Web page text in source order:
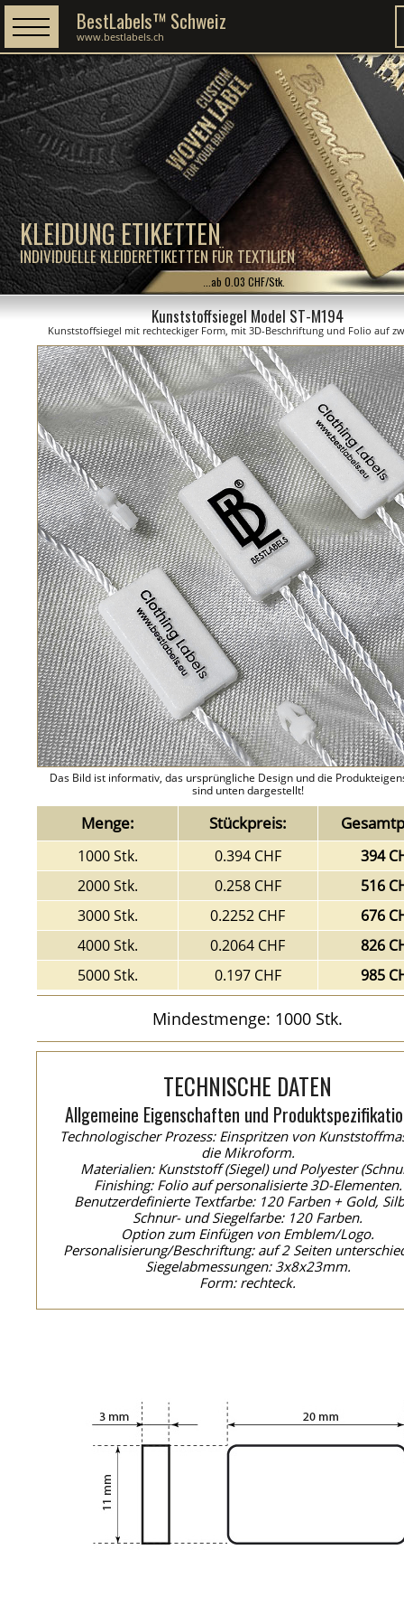
KLEIDUNG ETIKETTEN
INDIVIDUELLE KLEIDERETIKETTEN FÜR TEXTILIEN
BestLabels™ Schweiz
www.bestlabels.ch
...ab 0.03 CHF/Stk.
Kunststoffsiegel Model ST-M194
Kunststoffsiegel mit rechteckiger Form, mit 3D-Beschriftung und Folio auf
Das Bild ist informativ, das ursprüngliche Design und die
sind unten dargestellt!
Menge: Stückpreis:
1000 Stk. 0.394 CHF
394
2000 Stk.
0.258 CHF
516
3000 Stk.
0.2252 CHF
676
4000 Stk.
0.2064 CHF
826
5000 Stk.
0.197 CHF 985
Mindestmenge: 1000 Stk.
TECHNISCHE DATEN
Allgemeine Eigenschaften und
Technologischer Prozess: Einspritzen von
die Mikroform.
Materialien: Kunststoff (Siegel) und Polyester
Finishing: Folio auf personalisierte 3D-Elementen.
Benutzerdefinierte Textfarbe: 120 Farben + Gold,
Schnur- und Siegelfarbe: 120 Farben.
Option zum Einfügen von Emblem/Logo.
Personalisierung/Beschriftung: auf 2 Seiten
Siegelabmessungen: 3x8x23mm.
Form: rechteck.